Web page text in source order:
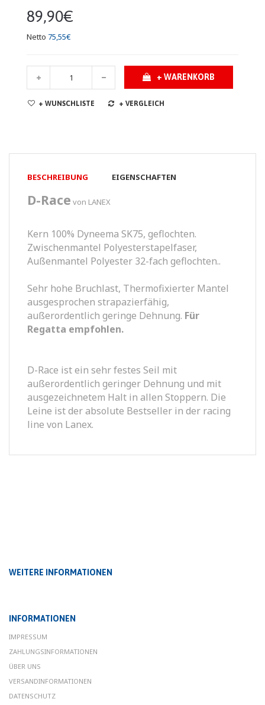
89,90€
Netto 75,55€
+ WARENKORB
+ WUNSCHLISTE + VERGLEICH
BESCHREIBUNG EIGENSCHAFTEN
D-Race von LANEX
Kern 100% Dyneema SK75, geflochten.
Zwischenmantel Polyesterstapelfaser,
Außenmantel Polyester 32-fach geflochten..
Sehr hohe Bruchlast, Thermofixierter Mantel
ausgesprochen strapazierfähig,
außerordentlich geringe Dehnung. Für
Regatta empfohlen.
D-Race ist ein sehr festes Seil mit
außerordentlich geringer Dehnung und mit
ausgezeichnetem Halt in allen Stoppern. Die
Leine ist der absolute Bestseller in der racing
line von Lanex.
WEITERE INFORMATIONEN
INFORMATIONEN
IMPRESSUM
ZAHLUNGSINFORMATIONEN
ÜBER UNS
VERSANDINFORMATIONEN
DATENSCHUTZ